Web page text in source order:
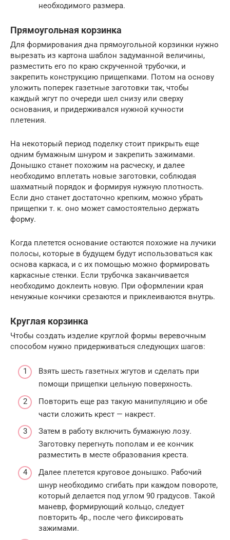
необходимого размера.
Прямоугольная корзинка
Для формирования дна прямоугольной корзинки нужно
вырезать из картона шаблон задуманной величины,
разместить его по краю скрученной трубочки, и
закрепить конструкцию прищепками. Потом на основу
уложить поперек газетные заготовки так, чтобы
каждый жгут по очереди шел снизу или сверху
основания, и придерживался нужной кучности
плетения.
На некоторый период поделку стоит прикрыть еще
одним бумажным шнуром и закрепить зажимами.
Донышко станет похожим на расческу, и далее
необходимо вплетать новые заготовки, соблюдая
шахматный порядок и формируя нужную плотность.
Если дно станет достаточно крепким, можно убрать
прищепки т. к. оно может самостоятельно держать
форму.
Когда плетется основание остаются похожие на лучики
полосы, которые в будущем будут использоваться как
основа каркаса, и с их помощью можно формировать
каркасные стенки. Если трубочка заканчивается
необходимо доклеить новую. При оформлении края
ненужные кончики срезаются и приклеиваются внутрь.
Круглая корзинка
Чтобы создать изделие круглой формы веревочным
способом нужно придерживаться следующих шагов:
Взять шесть газетных жгутов и сделать при
помощи прищепки цельную поверхность.
Повторить еще раз такую манипуляцию и обе
части сложить крест — накрест.
Затем в работу включить бумажную лозу.
Заготовку перегнуть пополам и ее кончик
разместить в месте образования креста.
Далее плетется круговое донышко. Рабочий
шнур необходимо сгибать при каждом повороте,
который делается под углом 90 градусов. Такой
маневр, формирующий кольцо, следует
повторить 4р., после чего фиксировать
зажимами.